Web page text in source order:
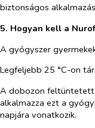
biztonságos
5. Hogyan kell a
A gyógyszer
Legfeljebb 25 °C-on
A dobozon feltüntetett
alkalmazza ezt a
napjára vonatkozik.